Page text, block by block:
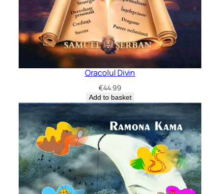
Oracolul Divin
€44.99
Add to basket